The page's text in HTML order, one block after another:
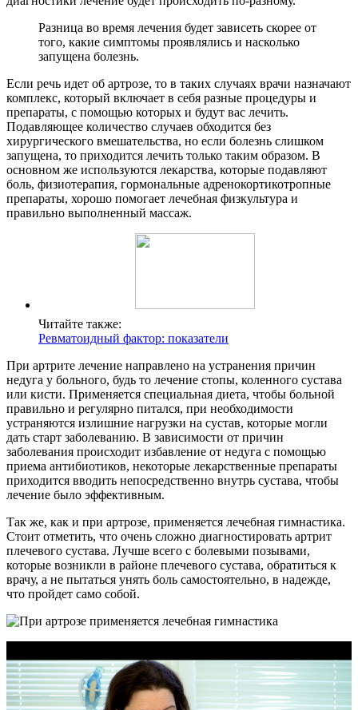
Разница во время лечения будет зависеть скорее от
того, какие симптомы проявлялись и насколько
запущена болезнь.
Если речь идет об артрозе, то в таких случаях врачи назначают
комплекс, который включает в себя разные процедуры и
препараты, с помощью которых и будут вас лечить.
Подавляющее количество случаев обходится без
хирургического вмешательства, но если болезнь слишком
запущена, то приходится лечить только таким образом. В
основном же используются лекарства, которые подавляют
боль, физиотерапия, гормональные адренокортикотропные
препараты, хорошо помогает лечебная физкультура и
правильно выполненный массаж.
Читайте также:
Ревматоидный фактор: показатели
При артрите лечение направлено на устранения причин
недуга у больного, будь то лечение стопы, коленного сустава
или кисти. Применяется специальная диета, чтобы больной
правильно и регулярно питался, при необходимости
устраняются излишние нагрузки на сустав, которые могли
дать старт заболеванию. В зависимости от причин
заболевания происходит избавление от недуга с помощью
приема антибиотиков, некоторые лекарственные препараты
приходится вводить непосредственно внутрь сустава, чтобы
лечение было эффективным.
Так же, как и при артрозе, применяется лечебная гимнастика.
Стоит отметить, что очень сложно диагностировать артрит
плечевого сустава. Лучше всего с болевыми позывами,
которые возникли в районе плечевого сустава, обратиться к
врачу, а не пытаться унять боль самостоятельно, в надежде,
что пройдет само собой.